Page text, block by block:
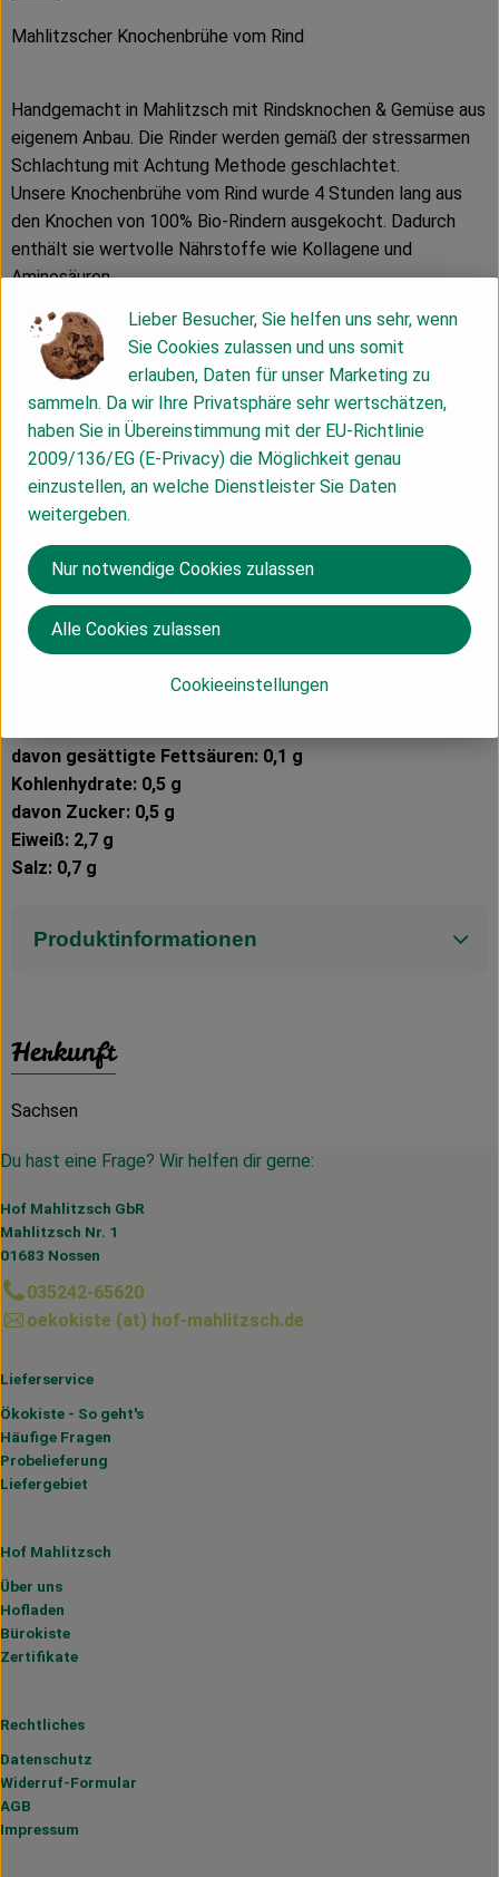
Mahlitzscher Knochenbrühe vom Rind
Handgemacht in Mahlitzsch mit Rindsknochen & Gemüse aus
eigenem Anbau. Die Rinder werden gemäß der stressarmen
Schlachtung mit Achtung Methode geschlachtet.
Unsere Knochenbrühe vom Rind wurde 4 Stunden lang aus
den Knochen von 100% Bio-Rindern ausgekocht. Dadurch
enthält sie wertvolle Nährstoffe wie Kollagene und
Aminosäuren.
Nach dem Öffnen gekühlt lagern und innerhalb von 3 Tagen
aufbrauchen
Trocken lagern
Inhalt 400 ml
Zutaten: Wasser, Rindsknochen **, Zwiebeln **, Karotten **,
Sellerie *, Steinsalz, Pfeffer *, Thymian *, Lorbeer *,
Piment *, Senfkörner *, Liebstöckel *
** Zutaten aus kontrolliert biodynamischem Anbau
* Zutaten aus kontrolliert biologischem Anbau
im Mehrwegglas
⌀ Nährwerte pro 100 ml:
davon gesättigte Fettsäuren: 0,1 g
Kohlenhydrate: 0,5 g
davon Zucker: 0,5 g
Eiweiß: 2,7 g
Salz: 0,7 g
Produktinformationen
Herkunft
Sachsen
Du hast eine Frage? Wir helfen dir gerne:
Hof Mahlitzsch GbR
Mahlitzsch Nr. 1
01683 Nossen
035242-65620
oekokiste (at) hof-mahlitzsch.de
Lieferservice
Ökokiste - So geht's
Häufige Fragen
Probelieferung
Liefergebiet
Hof Mahlitzsch
Über uns
Hofladen
Bürokiste
Zertifikate
Rechtliches
Datenschutz
Widerruf-Formular
AGB
Impressum
Lieber Besucher, Sie helfen uns sehr, wenn
Sie Cookies zulassen und uns somit
erlauben, Daten für unser Marketing zu
sammeln. Da wir Ihre Privatsphäre sehr wertschätzen,
haben Sie in Übereinstimmung mit der EU-Richtlinie
2009/136/EG (E-Privacy) die Möglichkeit genau
einzustellen, an welche Dienstleister Sie Daten
weitergeben.
Cookieeinstellungen
Nur notwendige Cookies zulassen
Alle Cookies zulassen